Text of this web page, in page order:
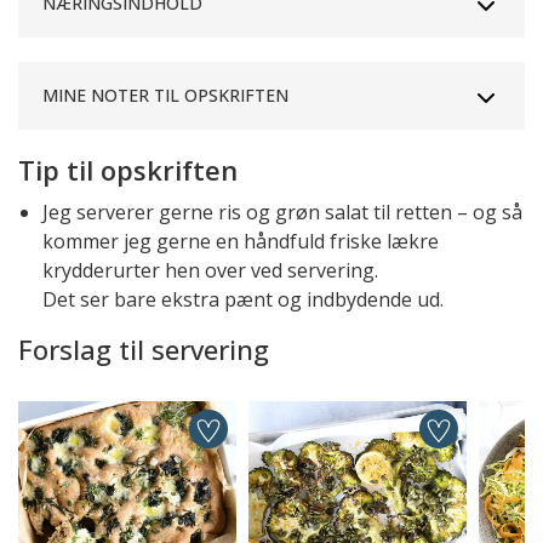
MINE NOTER TIL OPSKRIFTEN
Tip til opskriften
Jeg serverer gerne ris og grøn salat til retten – og så
kommer jeg gerne en håndfuld friske lækre
krydderurter hen over ved servering.
Det ser bare ekstra pænt og indbydende ud.
Forslag til servering